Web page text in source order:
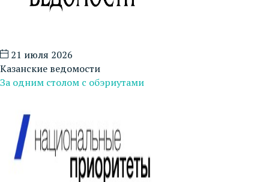
21 июля 2026
Казанские ведомости
За одним столом с обэриутами